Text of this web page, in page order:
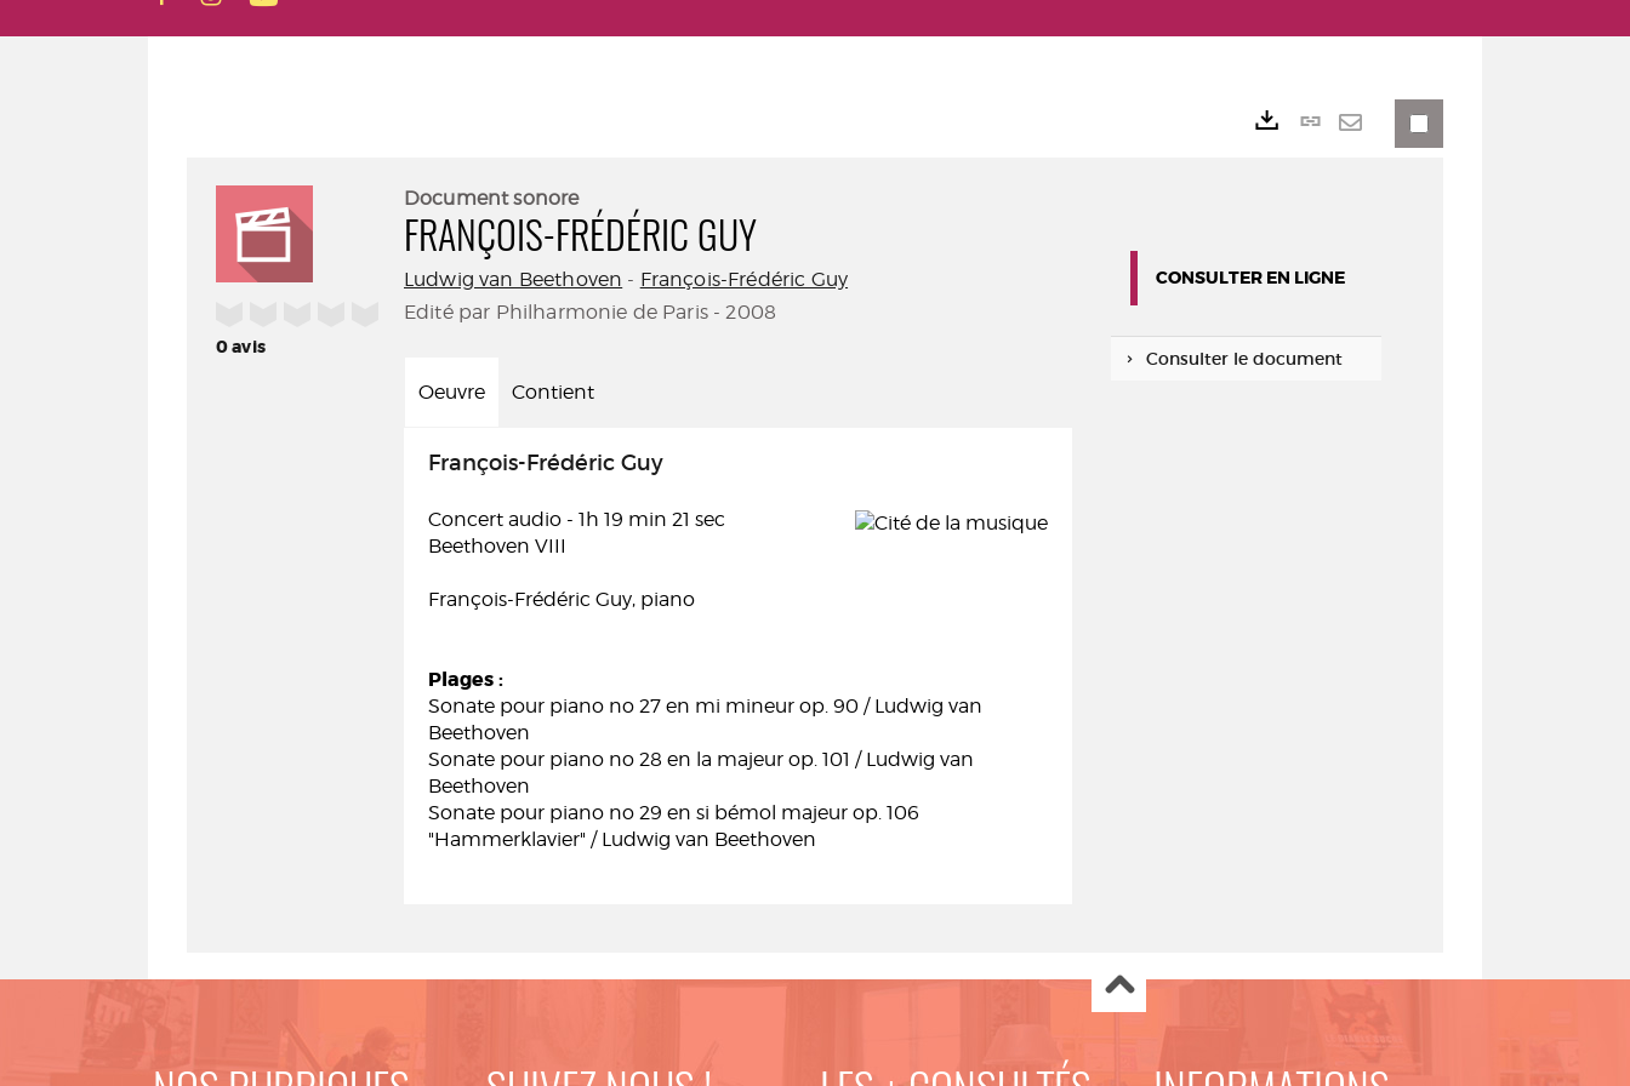
0avis
Document sonore
FRANÇOIS-FRÉDÉRIC GUY
Ludwig van Beethoven - François-Frédéric Guy
Edité par Philharmonie de Paris - 2008
Oeuvre Contient
François-Frédéric Guy
Concert audio - 1h 19 min 21 sec
Beethoven VIII
François-Frédéric Guy, piano
Plages :
Sonate pour piano no 27 en mi mineur op. 90 / Ludwig van
Beethoven
Sonate pour piano no 28 en la majeur op. 101 / Ludwig van
Beethoven
Sonate pour piano no 29 en si bémol majeur op. 106
"Hammerklavier" / Ludwig van Beethoven
Lien
CONSULTER EN LIGNE
Consulter le document